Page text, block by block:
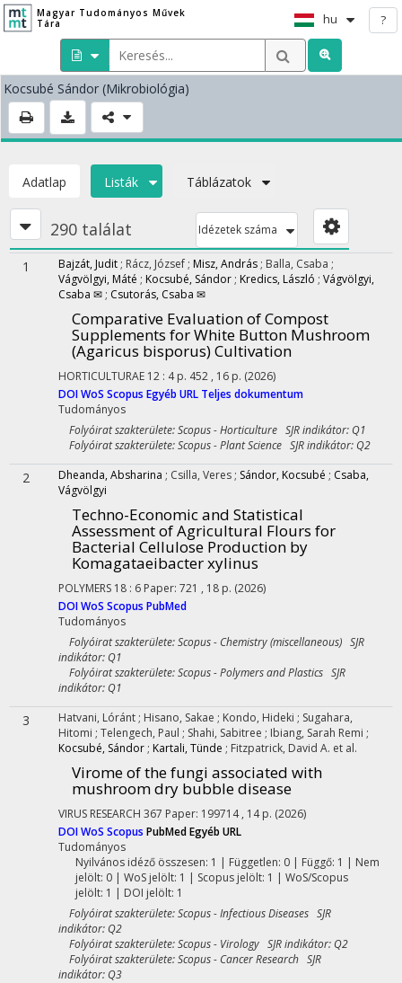
Magyar Tudományos Művek
Tára
hu ?
Kocsubé Sándor (Mikrobiológia)
Adatlap Listák Táblázatok
290 találat Idézetek száma
1 Bajzát, Judit ; Rácz, József ; Misz, András ; Balla, Csaba ;
Vágvölgyi, Máté ; Kocsubé, Sándor ; Kredics, László ; Vágvölgyi,
Csaba ✉ ; Csutorás, Csaba ✉
Comparative Evaluation of Compost
Supplements for White Button Mushroom
(Agaricus bisporus) Cultivation
HORTICULTURAE 12 : 4 p. 452 , 16 p. (2026)
DOIWoS Scopus Egyéb URL Teljes dokumentum
Tudományos
Folyóirat szakterülete: Scopus - Horticulture SJR indikátor: Q1
Folyóirat szakterülete: Scopus - Plant Science SJR indikátor: Q2
2 Dheanda, Absharina ; Csilla, Veres ; Sándor, Kocsubé ; Csaba,
Vágvölgyi
Techno-Economic and Statistical
Assessment of Agricultural Flours for
Bacterial Cellulose Production by
Komagataeibacter xylinus
POLYMERS 18 : 6 Paper: 721 , 18 p. (2026)
DOIWoS Scopus PubMed
Tudományos
Folyóirat szakterülete: Scopus - Chemistry (miscellaneous) SJR
indikátor: Q1
Folyóirat szakterülete: Scopus - Polymers and Plastics SJR
indikátor: Q1
3 Hatvani, Lóránt ; Hisano, Sakae ; Kondo, Hideki ; Sugahara,
Hitomi ; Telengech, Paul ; Shahi, Sabitree ; Ibiang, Sarah Remi ;
Kocsubé, Sándor ; Kartali, Tünde ; Fitzpatrick, David A. et al.
Virome of the fungi associated with
mushroom dry bubble disease
VIRUS RESEARCH 367 Paper: 199714 , 14 p. (2026)
DOIWoS Scopus PubMedEgyéb URL
Tudományos
Nyilvános idéző összesen: 1 | Független: 0 | Függő: 1 | Nem
jelölt: 0 | WoS jelölt: 1 | Scopus jelölt: 1 | WoS/Scopus
jelölt: 1 | DOI jelölt: 1
Folyóirat szakterülete: Scopus - Infectious Diseases SJR
indikátor: Q2
Folyóirat szakterülete: Scopus - Virology SJR indikátor: Q2
Folyóirat szakterülete: Scopus - Cancer Research SJR
indikátor: Q3